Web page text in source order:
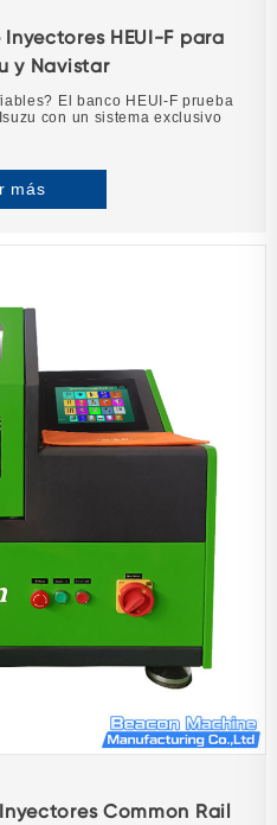
HEUI-F para
y Navistar
El banco HEUI-F prueba
con un sistema exclusivo
más
Common Rail